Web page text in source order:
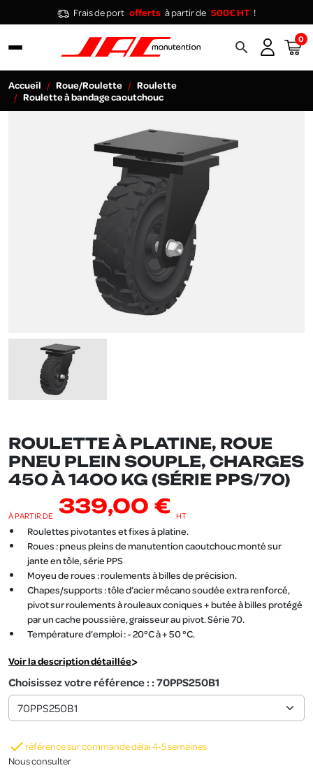
Frais de port offerts à partir de 500€ HT !
search 0
Accueil Roue/Roulette
Roulette
Roulette à bandage caoutchouc
ROULETTE À PLATINE, ROUE
PNEU PLEIN SOUPLE, CHARGES
450 À 1400 KG (SÉRIE PPS/70)
À PARTIR DE 339,00 € HT
Roulettes pivotantes et fixes à platine.
Roues : pneus pleins de manutention caoutchouc monté sur
jante en tôle, série PPS
Moyeu de roues : roulements à billes de précision.
Chapes/supports : tôle d’acier mécano soudée extra renforcé,
pivot sur roulements à rouleaux coniques + butée à billes protégé
par un cache poussière, graisseur au pivot. Série 70.
Température d’emploi : - 20°C à + 50 °C.
Voir la description détaillée
Choisissez votre référence : : 70PPS250B1
référence sur commande délai 4-5 semaines
Nous consulter